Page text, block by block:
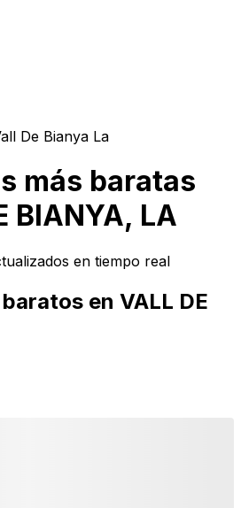
De Bianya La
más baratas
BIANYA, LA
en tiempo real
en VALL DE